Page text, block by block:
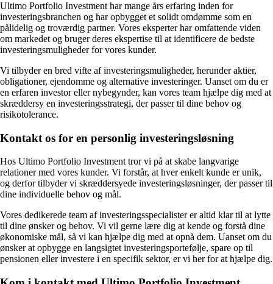
Ultimo Portfolio Investment har mange års erfaring inden for
investeringsbranchen og har opbygget et solidt omdømme som en
pålidelig og troværdig partner. Vores eksperter har omfattende viden
om markedet og bruger deres ekspertise til at identificere de bedste
investeringsmuligheder for vores kunder.
Vi tilbyder en bred vifte af investeringsmuligheder, herunder aktier,
obligationer, ejendomme og alternative investeringer. Uanset om du er
en erfaren investor eller nybegynder, kan vores team hjælpe dig med at
skræddersy en investeringsstrategi, der passer til dine behov og
risikotolerance.
Kontakt os for en personlig investeringsløsning
Hos Ultimo Portfolio Investment tror vi på at skabe langvarige
relationer med vores kunder. Vi forstår, at hver enkelt kunde er unik,
og derfor tilbyder vi skræddersyede investeringsløsninger, der passer til
dine individuelle behov og mål.
Vores dedikerede team af investeringsspecialister er altid klar til at lytte
til dine ønsker og behov. Vi vil gerne lære dig at kende og forstå dine
økonomiske mål, så vi kan hjælpe dig med at opnå dem. Uanset om du
ønsker at opbygge en langsigtet investeringsportefølje, spare op til
pensionen eller investere i en specifik sektor, er vi her for at hjælpe dig.